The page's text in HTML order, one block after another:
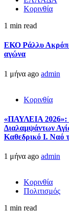
Κορινθία
1 min read
ΕΚΟ Ράλλυ
αγώνα
1 μήνα ago admin
Κορινθία
«ΠΑΥΛΕΙΑ 2026»:
Διαλαμψάντων
Καθεδρικό Ι. Ναό
1 μήνα ago admin
Κορινθία
Πολιτισμός
1 min read